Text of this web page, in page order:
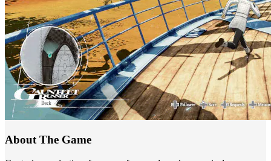
About The Game